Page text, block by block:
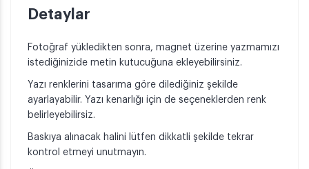
Detaylar
Fotoğraf yükledikten sonra, magnet üzerine yazmamızı
istediğinizide metin kutucuğuna ekleyebilirsiniz.
Yazı renklerini tasarıma göre dilediğiniz şekilde
ayarlayabilir. Yazı kenarlığı için de seçeneklerden renk
belirleyebilirsiz.
Baskıya alınacak halini lütfen dikkatli şekilde tekrar
kontrol etmeyi unutmayın.